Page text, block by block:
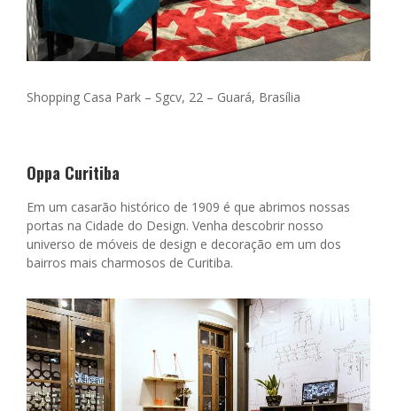
Shopping Casa Park – Sgcv, 22 – Guará, Brasília
Oppa Curitiba
Em um casarão histórico de 1909 é que abrimos nossas
portas na Cidade do Design. Venha descobrir nosso
universo de móveis de design e decoração em um dos
bairros mais charmosos de Curitiba.